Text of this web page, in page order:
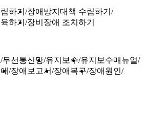
하기
장애방지대책 수립하기
하기
장비장애 조치하기
무선통신망 유지보수 유지보수매뉴얼
장애보고서 장애복구 장애원인